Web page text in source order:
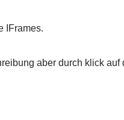
IFrames.
aber durch klick auf